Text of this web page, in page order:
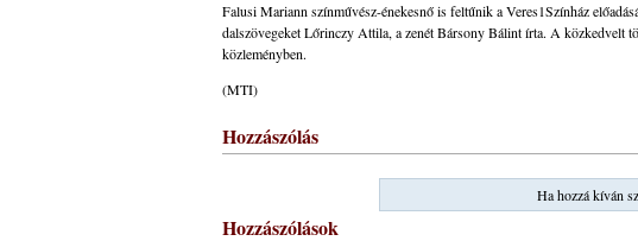
Falusi Mariann színművész-énekesnő is feltűnik a Veres1Színház
dalszövegeket Lőrinczy Attila, a zenét Bársony Bálint írta. A közkedvelt
közleményben.
(MTI)
Hozzászólás
Ha hozzá kíván
Hozzászólások